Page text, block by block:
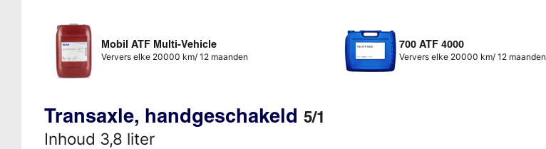
Mobil ATF Multi-Vehicle
Ververs elke 20000 km/ 12 maanden
700 ATF 4000
Ververs elke 20000 km/ 12 maanden
Transaxle, handgeschakeld 5/1
Inhoud 3,8 liter